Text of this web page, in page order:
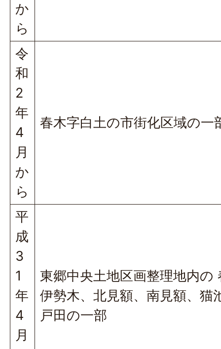
か
ら
令
和
2
年
4
月
か
ら
春木字白土の市街化区域の一
平
成
3
1
年
4
月
東郷中央土地区画整理地内の
伊勢木、北見額、南見額、猫
戸田の一部